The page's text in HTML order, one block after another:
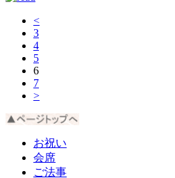
<
3
4
5
6
7
>
お祝い
会席
ご法事